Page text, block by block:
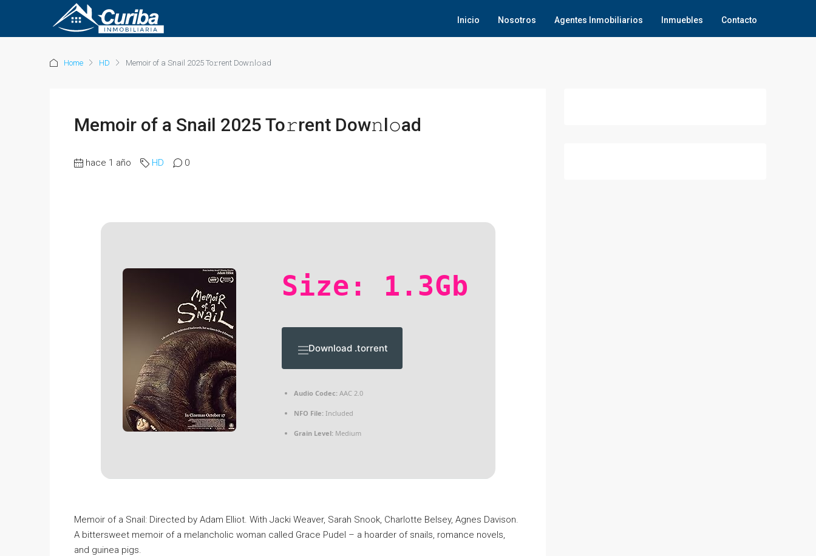
Inicio Nosotros Agentes Inmobiliarios Inmuebles Contacto
Home HD Memoir of a Snail 2025 To𝚛rent Dow𝚗l𝚘ad
Memoir of a Snail 2025 To𝚛rent Dow𝚗l𝚘ad
hace 1 año HD 0
Size: 1.3Gb
Download .torrent
Audio Codec:AAC 2.0
NFO File:Included
Grain Level:Medium
Memoir of a Snail: Directed by Adam Elliot. With Jacki Weaver, Sarah Snook, Charlotte Belsey, Agnes Davison.
A bittersweet memoir of a melancholic woman called Grace Pudel – a hoarder of snails, romance novels,
and guinea pigs.